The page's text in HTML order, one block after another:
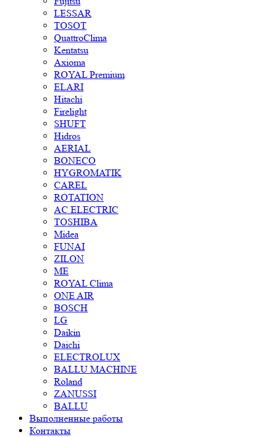
LESSAR
TOSOT
QuattroClima
Kentatsu
Axioma
ROYAL Premium
ELARI
Hitachi
Firelight
SHUFT
Hidros
AERIAL
BONECO
HYGROMATIK
CAREL
ROTATION
AC ELECTRIC
TOSHIBA
Midea
FUNAI
ZILON
ME
ROYAL Clima
ONE AIR
BOSCH
LG
Daikin
Daichi
ELECTROLUX
BALLU MACHINE
Roland
ZANUSSI
BALLU
Выполненные работы
Контакты